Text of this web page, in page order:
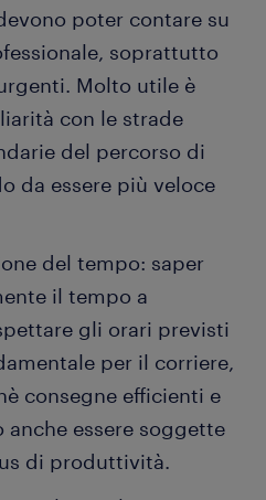
poter contare su
soprattutto
Molto utile è
con le strade
del percorso di
da essere più veloce
del tempo: saper
il tempo a
gli orari previsti
per il corriere,
consegne efficienti e
essere soggette
di produttività.